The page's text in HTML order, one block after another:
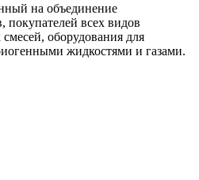
на объединение
покупателей всех видов
оборудования для
жидкостями и газами.